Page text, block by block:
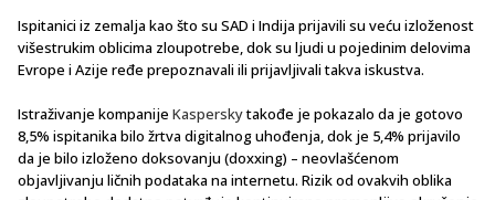
Ispitanici iz zemalja kao što su SAD i Indija prijavili su veću izloženost
višestrukim oblicima zloupotrebe, dok su ljudi u pojedinim delovima
Evrope i Azije ređe prepoznavali ili prijavljivali takva iskustva.
Istraživanje kompanije Kasperskytakođe je pokazalo da je gotovo
8,5% ispitanika bilo žrtva digitalnog uhođenja, dok je 5,4% prijavilo
da je bilo izloženo doksovanju (doxxing) – neovlašćenom
objavljivanju ličnih podataka na internetu. Rizik od ovakvih oblika